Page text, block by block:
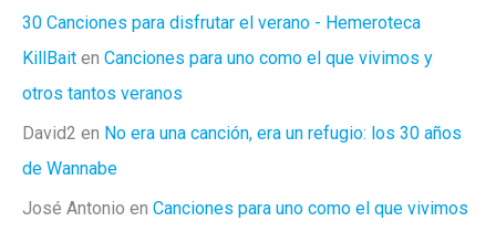
30 Canciones para disfrutar el verano - Hemeroteca
KillBait en Canciones para uno como el que vivimos y
otros tantos veranos
David2 en No era una canción, era un refugio: los 30 años
de Wannabe
José Antonio en Canciones para uno como el que vivimos